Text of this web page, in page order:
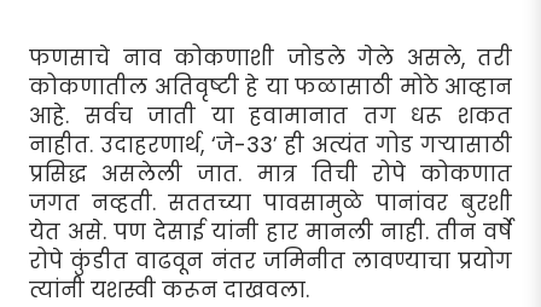
फणसाचे नाव कोकणाशी जोडले गेले असले, तरी
कोकणातील अतिवृष्टी हे या फळासाठी मोठे आव्हान
आहे. सर्वच जाती या हवामानात तग धरू शकत
नाहीत. उदाहरणार्थ, ‘जे-33’ ही अत्यंत गोड गर्‍यासाठी
प्रसिद्ध असलेली जात. मात्र तिची रोपे कोकणात
जगत नव्हती. सततच्या पावसामुळे पानांवर बुरशी
येत असे. पण देसाई यांनी हार मानली नाही. तीन वर्षे
रोपे कुंडीत वाढवून नंतर जमिनीत लावण्याचा प्रयोग
त्यांनी यशस्वी करून दाखवला.